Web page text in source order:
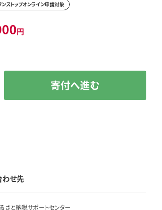
ンストップオンライン申請対象
円
寄付へ進む
わせ先
さと納税サポートセンター